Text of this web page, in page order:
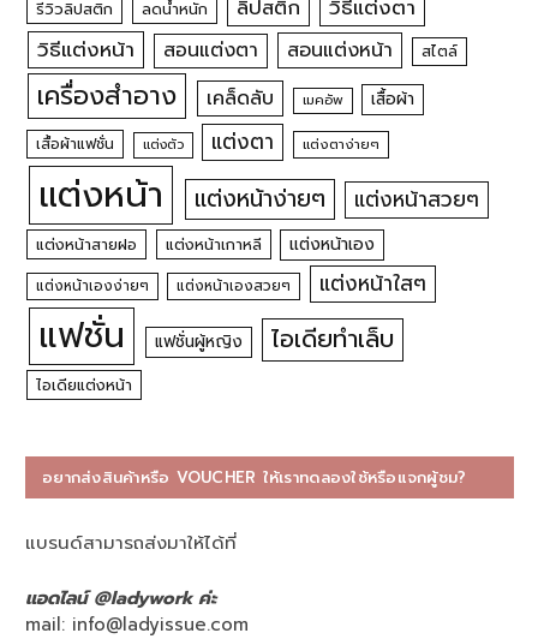
รีวิวลิปสติก ลดน้ำหนัก ลิปสติก
วิธีแต่งตา
วิธีแต่งหน้า
สอนแต่งตา สอนแต่งหน้า สไตล์
เครื่องสำอาง เคล็ดลับ เมคอัพ เสื้อผ้า
เสื้อผ้าแฟชั่น แต่งตัว แต่งตา แต่งตาง่ายๆ
แต่งหน้า แต่งหน้าง่ายๆ แต่งหน้าสวยๆ
แต่งหน้าสายฝอ แต่งหน้าเกาหลี แต่งหน้าเอง
แต่งหน้าเองง่ายๆ แต่งหน้าเองสวยๆ แต่งหน้าใสๆ
แฟชั่น แฟชั่นผู้หญิง ไอเดียทำเล็บ
ไอเดียแต่งหน้า
อยากส่งสินค้าหรือ VOUCHER ให้เราทดลองใช้หรือแจกผู้ชม?
แบรนด์สามารถส่งมาให้ได้ที่
แอดไลน์ @ladywork ค่ะ
mail: info@ladyissue.com